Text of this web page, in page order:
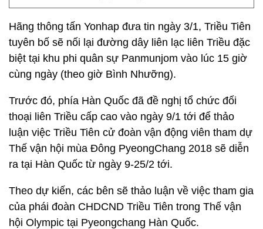
Hãng thông tấn Yonhap đưa tin ngày 3/1, Triều Tiên
tuyên bố sẽ nối lại đường dây liên lạc liên Triều đặc
biệt tại khu phi quân sự Panmunjom vào lúc 15 giờ
cùng ngày (theo giờ Bình Nhưỡng).
Trước đó, phía Hàn Quốc đã đề nghị tổ chức đối
thoại liên Triều cấp cao vào ngày 9/1 tới để thảo
luận việc Triều Tiên cử đoàn vận động viên tham dự
Thế vận hội mùa Đông PyeongChang 2018 sẽ diễn
ra tại Hàn Quốc từ ngày 9-25/2 tới.
Theo dự kiến, các bên sẽ thảo luận về việc tham gia
của phái đoàn CHDCND Triều Tiên trong Thế vận
hội Olympic tại Pyeongchang Hàn Quốc.